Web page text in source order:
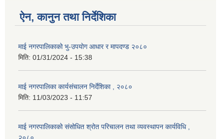
ऐन, कानुन तथा निर्देशिका
माई नगरपालिकाको भु-उपयोग आधार र मापदण्ड २०८०
मिति: 01/31/2024 - 15:38
माई नगरपालिका कार्यसंचालन निर्देशिका , २०८०
मिति: 11/03/2023 - 11:57
माई नगरपालिकाको संसोधित श्रोत परिचालन तथा व्यवस्थापन कार्यविधि ,
२०८०